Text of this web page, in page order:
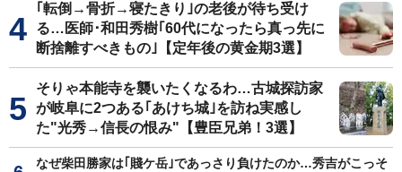
｢転倒→骨折→寝たきり｣の老後が待ち受け
る…医師･和田秀樹｢60代になったら真っ先に
断捨離すべきもの｣【定年後の黄金期3選】
そりゃ本能寺を襲いたくなるわ…古城探訪家
が岐阜に2つある｢あけち城｣を訪ね実感し
た"光秀→信長の恨み"【豊臣兄弟！3選】
なぜ柴田勝家は｢賤ケ岳｣であっさり負けたのか…秀吉がこっそ